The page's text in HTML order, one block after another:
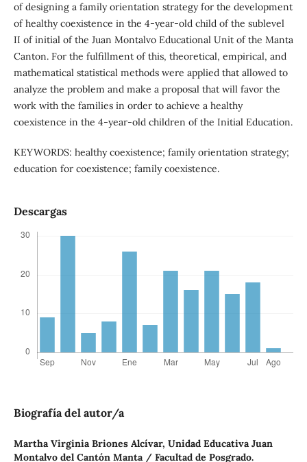
of designing a family orientation strategy for the development
of healthy coexistence in the 4-year-old child of the sublevel
II of initial of the Juan Montalvo Educational Unit of the Manta
Canton. For the fulfillment of this, theoretical, empirical, and
mathematical statistical methods were applied that allowed to
analyze the problem and make a proposal that will favor the
work with the families in order to achieve a healthy
coexistence in the 4-year-old children of the Initial Education.
KEYWORDS: healthy coexistence; family orientation strategy;
education for coexistence; family coexistence.
Descargas
Biografía del autor/a
Martha Virginia Briones Alcívar, Unidad Educativa Juan
Montalvo del Cantón Manta / Facultad de Posgrado.